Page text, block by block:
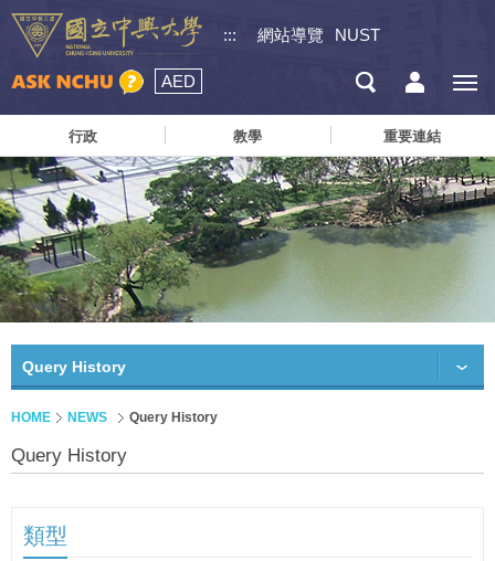
::: 網站導覽 NUST
AED
行政 教學 重要連結
Query History
HOME NEWS Query History
Query History
類型